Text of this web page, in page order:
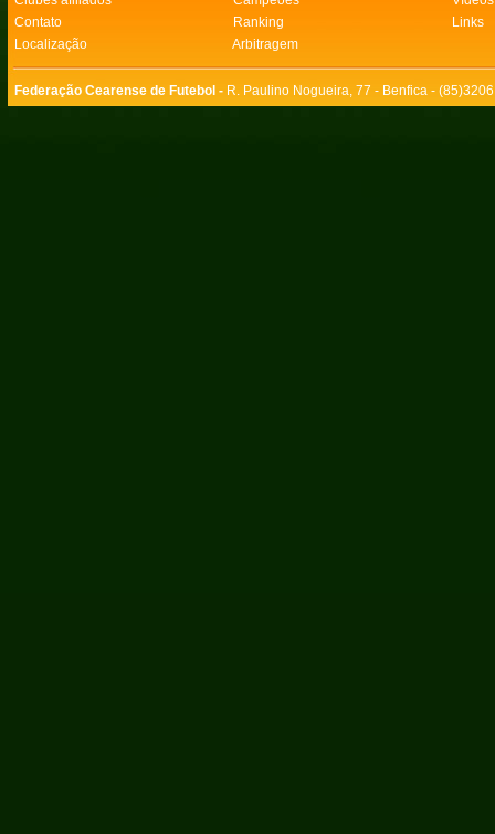
Contato
Ranking
Links
Localização
Arbitragem
Federação Cearense de Futebol - R. Paulino Nogueira, 77 - Benfica -